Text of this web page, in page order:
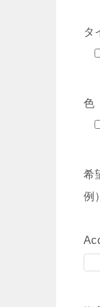
タ
色
希
例